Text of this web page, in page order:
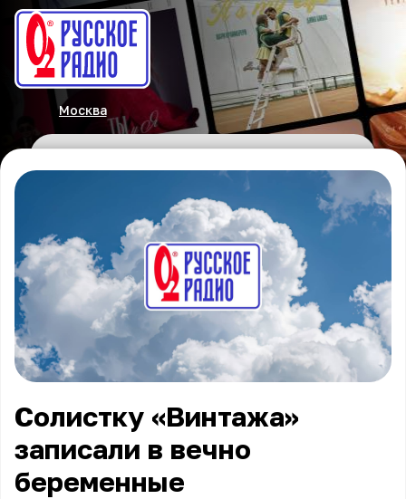
Москва
Солистку «Винтажа»
записали в вечно
беременные